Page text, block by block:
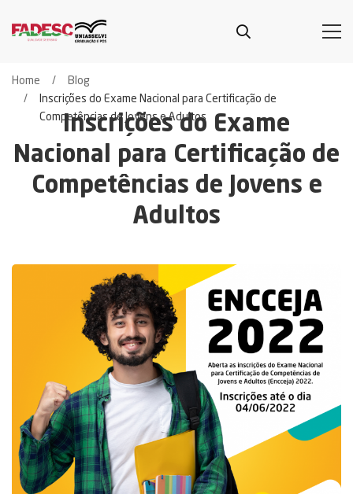
Inscrições do Exame
Nacional para Certificação de
Competências de Jovens e
Adultos
Home
Blog
Inscrições do Exame Nacional para Certificação de
Competências de Jovens e Adultos